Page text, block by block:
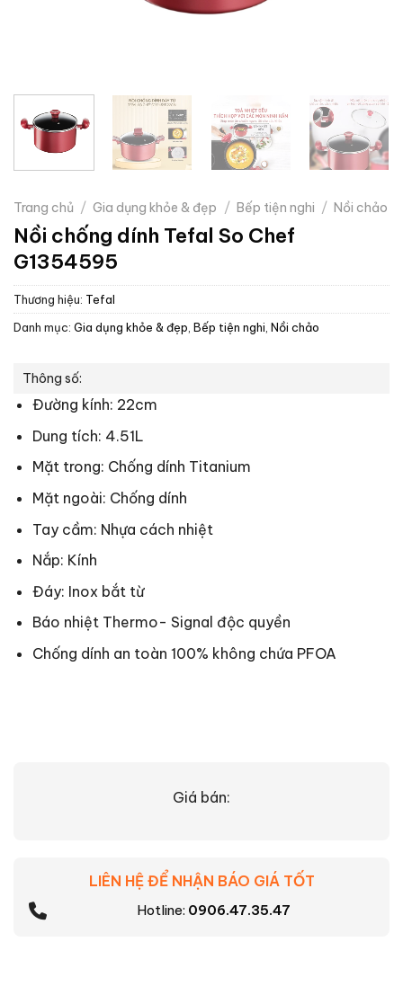
Trang chủ / Gia dụng khỏe & đẹp / Bếp tiện nghi / Nồi chảo
Nồi chống dính Tefal So Chef
G1354595
Thương hiệu: Tefal
Danh mục: Gia dụng khỏe & đẹp, Bếp tiện nghi, Nồi chảo
Thông số:
Đường kính: 22cm
Dung tích: 4.51L
Mặt trong: Chống dính Titanium
Mặt ngoài: Chống dính
Tay cầm: Nhựa cách nhiệt
Nắp: Kính
Đáy: Inox bắt từ
Báo nhiệt Thermo- Signal độc quyền
Chống dính an toàn 100% không chứa PFOA
Giá bán:
LIÊN HỆ ĐỂ NHẬN BÁO GIÁ TỐT
Hotline: 0906.47.35.47